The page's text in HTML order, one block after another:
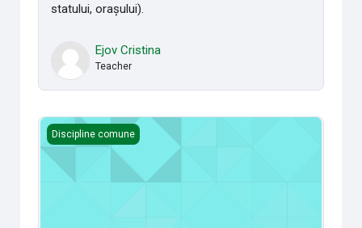
statului, oraşului).
Ejov Cristina
Teacher
POLITICI (STRATEGII) MIGRAȚIONISTE INTERNAȚIONALE
Discipline comune